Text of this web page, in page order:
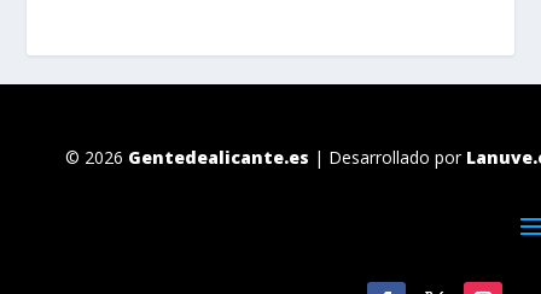
© 2026 Gentedealicante.es | Desarrollado por